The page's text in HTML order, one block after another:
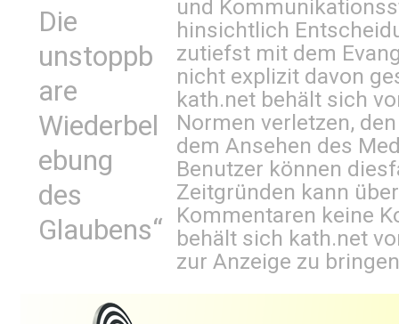
Die
unstoppb
are
Wiederbel
ebung
des
Glaubens“
und
hinsichtlich
zutiefst mit dem
nicht explizit davon
kath.net behält sich
Normen verletzen,
dem Ansehen des
Benutzer können
Zeitgründen kann
Kommentaren keine
behält sich kath.net
zur Anzeige zu